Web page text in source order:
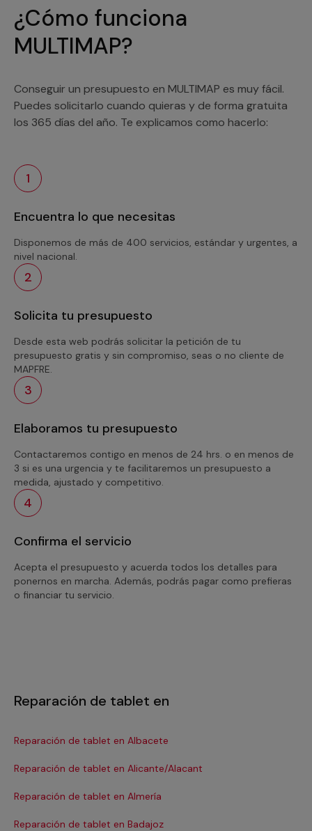
¿Cómo funciona
MULTIMAP?
Conseguir un presupuesto en MULTIMAP es muy fácil.
Puedes solicitarlo cuando quieras y de forma gratuita
los 365 días del año. Te explicamos como hacerlo:
1
Encuentra lo que necesitas
Disponemos de más de 400 servicios, estándar y urgentes, a
nivel nacional.
2
Solicita tu presupuesto
Desde esta web podrás solicitar la petición de tu
presupuesto gratis y sin compromiso, seas o no cliente de
MAPFRE.
3
Elaboramos tu presupuesto
Contactaremos contigo en menos de 24 hrs. o en menos de
3 si es una urgencia y te facilitaremos un presupuesto a
medida, ajustado y competitivo.
4
Confirma el servicio
Acepta el presupuesto y acuerda todos los detalles para
ponernos en marcha. Además, podrás pagar como prefieras
o financiar tu servicio.
Reparación de tablet en
Reparación de tablet en Albacete
Reparación de tablet en Alicante/Alacant
Reparación de tablet en Almería
Reparación de tablet en Badajoz